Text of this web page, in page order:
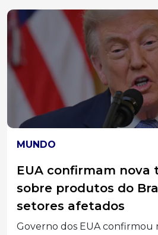
CLIMA
Emergência
década foi a mais
história, com
SC e no Brasil